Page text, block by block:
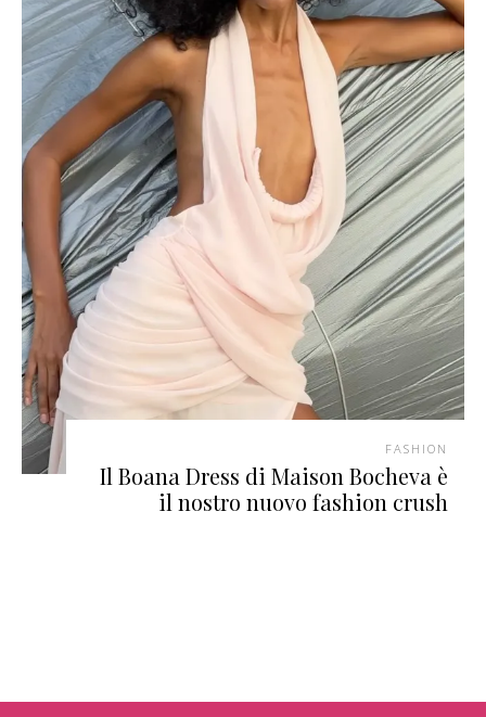
FASHION
Il Boana Dress di Maison Bocheva è
il nostro nuovo fashion crush